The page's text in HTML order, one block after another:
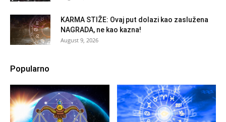
KARMA STIŽE: Ovaj put dolazi kao zaslužena
NAGRADA, ne kao kazna!
August 9, 2026
Popularno